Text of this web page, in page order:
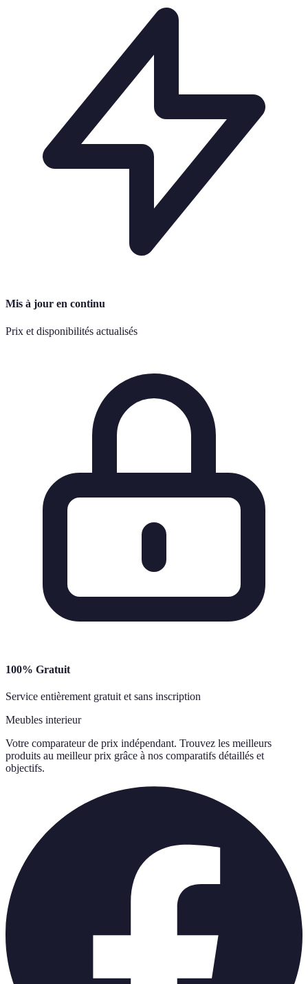
Mis à jour en continu
Prix et disponibilités actualisés
100% Gratuit
Service entièrement gratuit et sans inscription
Meubles interieur
Votre comparateur de prix indépendant. Trouvez les meilleurs
produits au meilleur prix grâce à nos comparatifs détaillés et
objectifs.